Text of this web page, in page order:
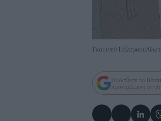
Γκουίνεθ Πάλτροου/
Πρόσθεσε το
προτιμώμενη πηγή